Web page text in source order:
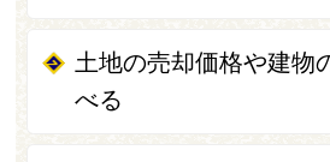
土地の売却価格や建物
べる